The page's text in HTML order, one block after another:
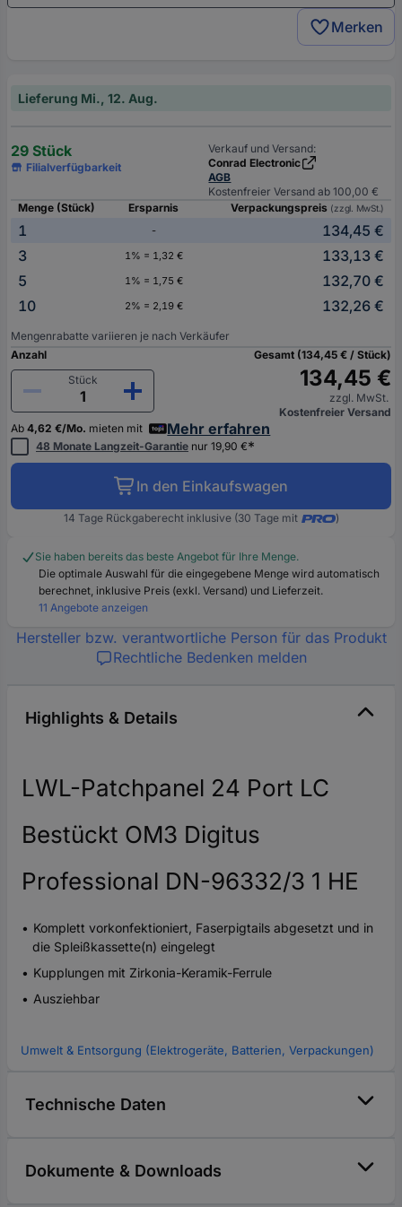
Merken
Lieferung Mi., 12. Aug.
29 Stück
Filialverfügbarkeit
Verkauf und Versand:
Conrad Electronic
AGB
Kostenfreier Versand ab 100,00 €
Menge (Stück)
Ersparnis Verpackungspreis (zzgl. MwSt.)
1 -
134,45 €
3
1% = 1,32 €
133,13 €
5
1% = 1,75 €
132,70 €
10
2% = 2,19 € 132,26 €
Mengenrabatte variieren je nach Verkäufer
Anzahl
Stück
Gesamt (134,45 € / Stück)
134,45 €
zzgl. MwSt.
Kostenfreier Versand
Ab 4,62 €/Mo. mieten mit Mehr erfahren
48 Monate Langzeit-Garantie nur 19,90 €*
In den Einkaufswagen
14 Tage Rückgaberecht inklusive (30 Tage mit )
Sie haben bereits das beste Angebot für Ihre Menge.
Die optimale Auswahl für die eingegebene Menge wird automatisch
berechnet, inklusive Preis (exkl. Versand) und Lieferzeit.
11 Angebote anzeigen
Hersteller bzw. verantwortliche Person für das Produkt
Rechtliche Bedenken melden
Highlights & Details
LWL-Patchpanel 24 Port LC
Bestückt OM3 Digitus
Professional DN-96332/3 1 HE
Komplett vorkonfektioniert, Faserpigtails abgesetzt und in
die Spleißkassette(n) eingelegt
Kupplungen mit Zirkonia-Keramik-Ferrule
Ausziehbar
Umwelt & Entsorgung (Elektrogeräte, Batterien, Verpackungen)
Technische Daten
Dokumente & Downloads